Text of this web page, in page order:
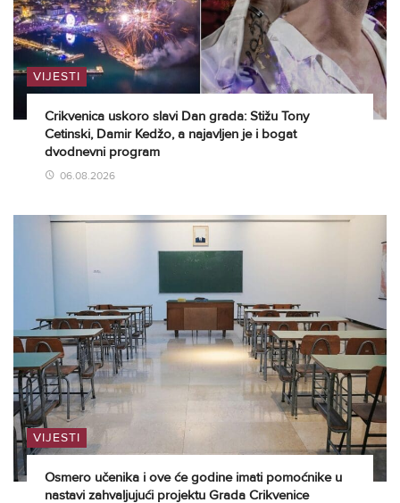
VIJESTI
Crikvenica uskoro slavi Dan grada: Stižu Tony
Cetinski, Damir Kedžo, a najavljen je i bogat
dvodnevni program
06.08.2026
VIJESTI
Osmero učenika i ove će godine imati pomoćnike u
nastavi zahvaljujući projektu Grada Crikvenice